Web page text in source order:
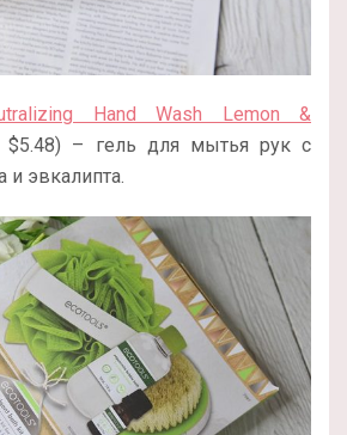
Hand Wash Lemon &
$5.48) – гель для мытья рук с
и эвкалипта.